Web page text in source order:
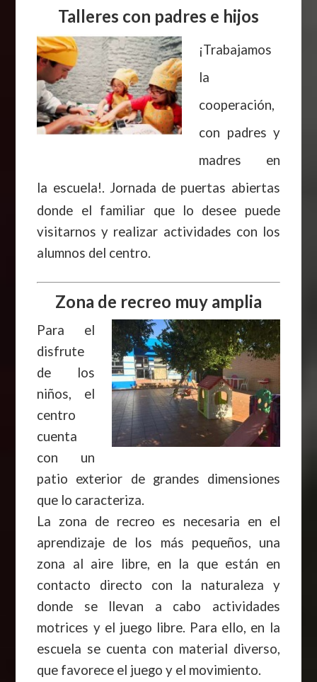
Talleres con padres e hijos
¡Trabajamos
la
cooperación,
con padres y
madres en
la escuela!. Jornada de puertas abiertas
donde el familiar que lo desee puede
visitarnos y realizar actividades con los
alumnos del centro.
Zona de recreo muy amplia
Para el
disfrute
de los
niños, el
centro
cuenta
con un
patio exterior de grandes dimensiones
que lo caracteriza.
La zona de recreo es necesaria en el
aprendizaje de los más pequeños, una
zona al aire libre, en la que están en
contacto directo con la naturaleza y
donde se llevan a cabo actividades
motrices y el juego libre. Para ello, en la
escuela se cuenta con material diverso,
que favorece el juego y el movimiento.